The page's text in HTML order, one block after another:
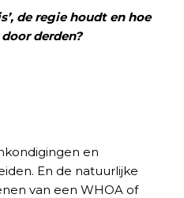
de regie houdt en hoe
derden?
en
En de natuurlijke
van een WHOA of